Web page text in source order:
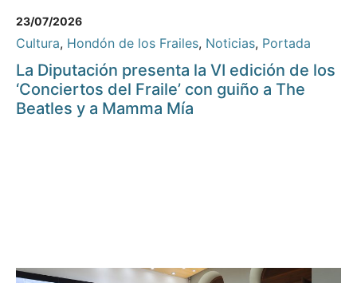
23/07/2026
Cultura, Hondón de los Frailes, Noticias, Portada
La Diputación presenta la VI edición de los
‘Conciertos del Fraile’ con guiño a The
Beatles y a Mamma Mía